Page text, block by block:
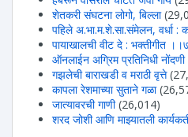
शेतकरी संघटना लोगो, बिल्ला
पहिले अ.भा.म.शे.सा.संमेलन, वर्धा :
पायाखालची वीट दे : भक्तीगीत
ऑनलाईन अग्रिम प्रतिनिधी
गझलेची बाराखडी व मराठी वृत्ते
कापला रेशमाच्या सुताने गळा
जात्यावरची गाणी (26,014)
शरद जोशी आणि माझ्यातली